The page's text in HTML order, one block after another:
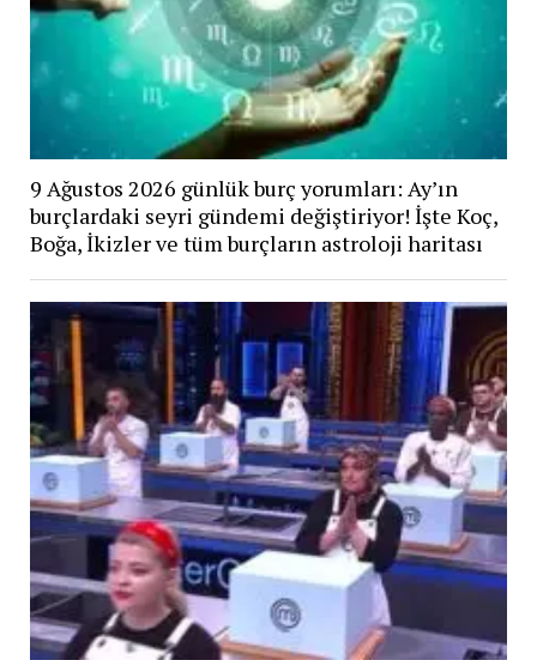
9 Ağustos 2026 günlük burç yorumları: Ay’ın
burçlardaki seyri gündemi değiştiriyor! İşte Koç,
Boğa, İkizler ve tüm burçların astroloji haritası